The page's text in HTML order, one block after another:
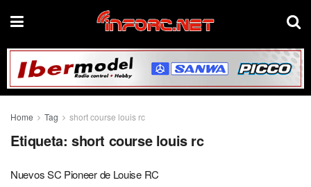
Home Tag short course louis rc
Etiqueta: short course louis rc
Nuevos SC Pioneer de Louise RC